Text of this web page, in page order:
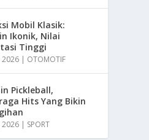
Mobil Klasik:
Ikonik, Nilai
Tinggi
2026 | OTOMOTIF
Pickleball,
Hits Yang Bikin
2026 | SPORT